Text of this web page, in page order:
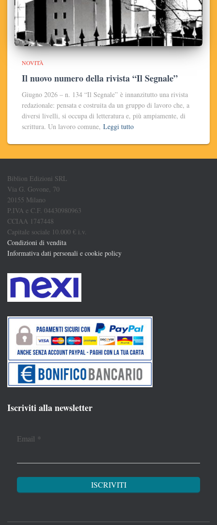
NOVITÀ
Il nuovo numero della rivista “Il Segnale”
Giugno 2026 – n. 134 “Il Segnale” è innanzitutto una rivista
redazionale: pensata e costruita da un gruppo di lavoro che, a
diversi livelli, si occupa di letteratura e, più ampiamente, di
scrittura. Un lavoro comune, Leggi tutto
Biblion Edizioni SRL
Via G. Govone, 70
20155 Milano
P.IVA e C.F. 04430980963
CCIAA 1747448
Capitale sociale 10.000 € i.v.
Condizioni di vendita
Informativa dati personali e cookie policy
Iscriviti alla newsletter
Email *